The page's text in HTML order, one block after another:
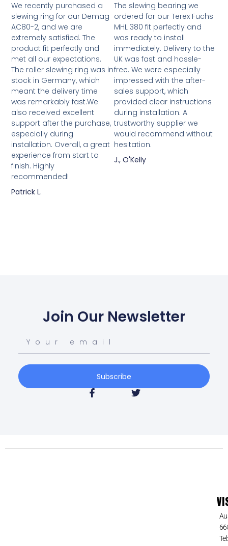
We recently purchased a
slewing ring for our Demag
AC80-2, and we are
extremely satisfied. The
product fit perfectly and
met all our expectations.
The roller slewing ring was in
stock in Germany, which
meant the delivery time
was remarkably fast.We
also received excellent
support after the purchase,
especially during
installation. Overall, a great
experience from start to
finish. Highly
recommended!
Patrick L.
The slewing bearing we
ordered for our Terex Fuchs
MHL 380 fit perfectly and
was ready to install
immediately. Delivery to the
UK was fast and hassle-
free. We were especially
impressed with the after-
sales support, which
provided clear instructions
during installation. A
trustworthy supplier we
would recommend without
hesitation.
J., O'Kelly
Join Our Newsletter
Subscribe